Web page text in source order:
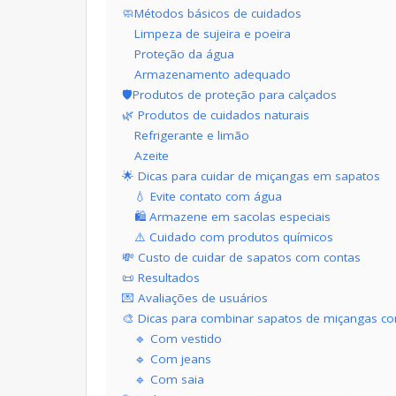
🧼Métodos básicos de cuidados
Limpeza de sujeira e poeira
Proteção da água
Armazenamento adequado
🛡️Produtos de proteção para calçados
🌿 Produtos de cuidados naturais
Refrigerante e limão
Azeite
🌟 Dicas para cuidar de miçangas em sapatos
💧 Evite contato com água
🛍️ Armazene em sacolas especiais
⚠️ Cuidado com produtos químicos
💸 Custo de cuidar de sapatos com contas
📜 Resultados
💌 Avaliações de usuários
🎨 Dicas para combinar sapatos de miçangas
🔹 Com vestido
🔹 Com jeans
🔹 Com saia